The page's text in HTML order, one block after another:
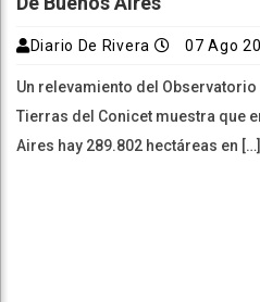
Diario De Rivera 07 Ago
Un relevamiento del Observatorio
Tierras del Conicet muestra que
Aires hay 289.802 hectáreas en […]